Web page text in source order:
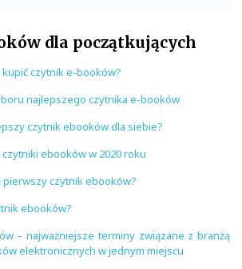
dla początkujących
czytnik e-booków?
najlepszego czytnika e-booków
czytnik ebooków dla siebie?
ebooków w 2020 roku
pierwszy czytnik ebooków?
ebooków?
– najważniejsze terminy związane z branżą
elektronicznych w jednym miejscu